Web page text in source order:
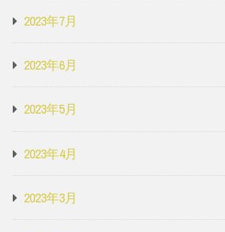
2023年7月
2023年6月
2023年5月
2023年4月
2023年3月